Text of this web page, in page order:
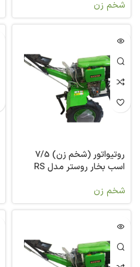
شخم زن
روتیواتور (شخم زن) 7/5
اسب بخار روستر مدل RS
شخم زن